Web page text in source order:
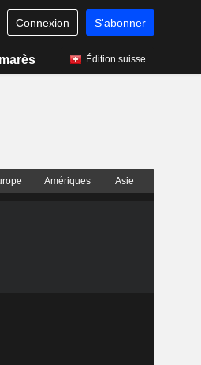
Connexion S'abonner
Édition suisse
Amériques Asie